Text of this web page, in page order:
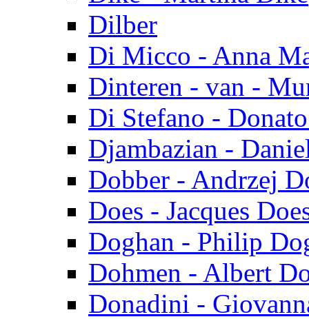
Dilber
Di Micco - Anna
Dinteren - van -
Di Stefano -
Djambazian -
Dobber - Andrzej
Does - Jacques
Doghan - Philip
Dohmen - Albert
Donadini -